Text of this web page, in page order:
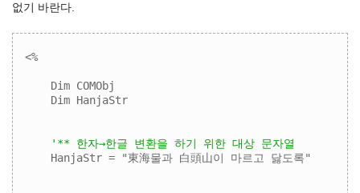
없기 바란다.
<%
    Dim COMObj
    Dim HanjaStr
'** 한자→한글 변환을 하기 위한 대상 문자열
    HanjaStr = "東海물과 白頭山이 마르고 닳도록"